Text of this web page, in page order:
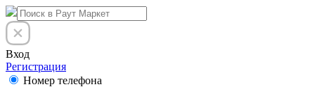
Вход
Регистрация
Номер телефона